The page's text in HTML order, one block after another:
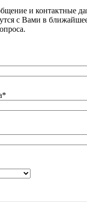
и контактные
с Вами в
*